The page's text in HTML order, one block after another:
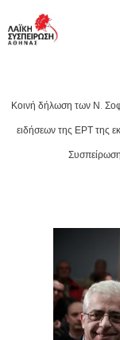
Κοινή δήλωση των Ν.
ειδήσεων της ΕΡΤ της